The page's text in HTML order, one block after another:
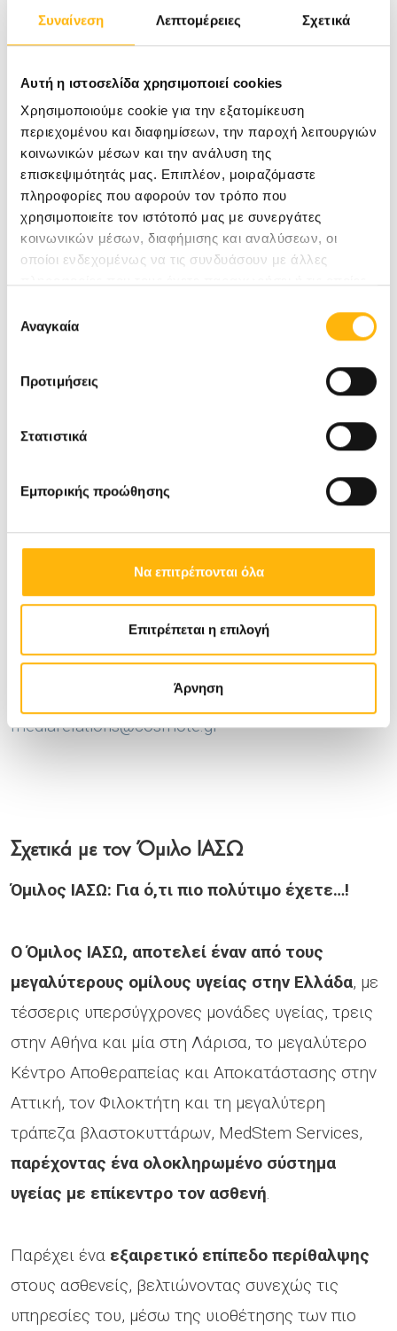
Συναίνεση Λεπτομέρειες Σχετικά
Αυτή η ιστοσελίδα χρησιμοποιεί cookies
Χρησιμοποιούμε cookie για την εξατομίκευση
περιεχομένου και διαφημίσεων, την παροχή λειτουργιών
κοινωνικών μέσων και την ανάλυση της
επισκεψιμότητάς μας. Επιπλέον, μοιραζόμαστε
πληροφορίες που αφορούν τον τρόπο που
χρησιμοποιείτε τον ιστότοπό μας με συνεργάτες
κοινωνικών μέσων, διαφήμισης και αναλύσεων, οι
οποίοι ενδεχομένως να τις συνδυάσουν με άλλες
των υπηρεσιών τους.
συγκατάθεσης
Αναγκαία
Προτιμήσεις
Στατιστικά
Εμπορικής προώθησης
Να επιτρέπονται όλα
Επιτρέπεται η επιλογή
Άρνηση
κάθε επιχείρησης. Ειδικά για τον ευαίσθητο
Solutions περιλαμβάνουν ψηφιακές λύσεις
προστιθέμενης αξίας, με στόχο την εξασφάλιση
της αποδοτικότερης λειτουργίας των
νοσηλευτικών μονάδων, αλλά και τη βελτίωση
του επιπέδου των παρεχόμενων υπηρεσιών προς
τους νοσηλευόμενους.
ιασω, ICT, ψηφιοποίηση
Εταιρική Επικοινωνία Ομίλου ΟΤΕ
Τηλ. 210-6117434, 210-6177566
Fax. 210-6115825
media-office@ote.gr,
mediarelations@cosmote.gr
Σχετικά με τον Όμιλο ΙΑΣΩ
Όμιλος ΙΑΣΩ: Για ό,τι πιο πολύτιμο έχετε…!
Ο Όμιλος ΙΑΣΩ, αποτελεί έναν από τους
μεγαλύτερους ομίλους υγείας στην Ελλάδα, με
τέσσερις υπερσύγχρονες μονάδες υγείας, τρεις
στην Αθήνα και μία στη Λάρισα, το μεγαλύτερο
Κέντρο Αποθεραπείας και Αποκατάστασης στην
Αττική, τον Φιλοκτήτη και τη μεγαλύτερη
τράπεζα βλαστοκυττάρων, MedStem Services,
παρέχοντας ένα ολοκληρωμένο σύστημα
υγείας με επίκεντρο τον ασθενή.
Παρέχει ένα εξαιρετικό επίπεδο περίθαλψης
στους ασθενείς, βελτιώνοντας συνεχώς τις
υπηρεσίες του, μέσω της υιοθέτησης των πιο